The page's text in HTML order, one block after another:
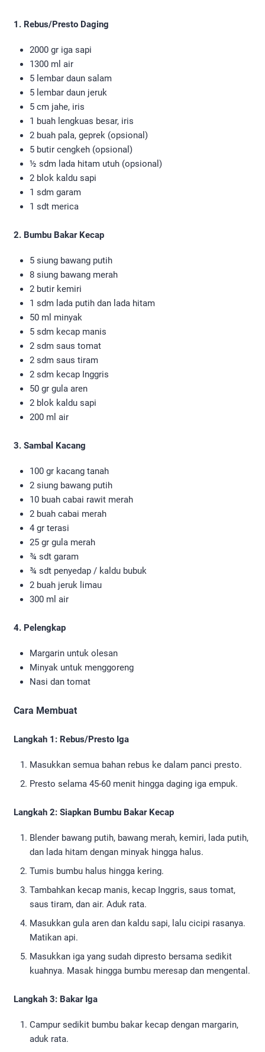
1. Rebus/Presto Daging
2000 gr iga sapi
1300 ml air
5 lembar daun salam
5 lembar daun jeruk
5 cm jahe, iris
1 buah lengkuas besar, iris
2 buah pala, geprek (opsional)
5 butir cengkeh (opsional)
½ sdm lada hitam utuh (opsional)
2 blok kaldu sapi
1 sdm garam
1 sdt merica
2. Bumbu Bakar Kecap
5 siung bawang putih
8 siung bawang merah
2 butir kemiri
1 sdm lada putih dan lada hitam
50 ml minyak
5 sdm kecap manis
2 sdm saus tomat
2 sdm saus tiram
2 sdm kecap Inggris
50 gr gula aren
2 blok kaldu sapi
200 ml air
3. Sambal Kacang
100 gr kacang tanah
2 siung bawang putih
10 buah cabai rawit merah
2 buah cabai merah
4 gr terasi
25 gr gula merah
¾ sdt garam
¾ sdt penyedap / kaldu bubuk
2 buah jeruk limau
300 ml air
4. Pelengkap
Margarin untuk olesan
Minyak untuk menggoreng
Nasi dan tomat
Cara Membuat
Langkah 1: Rebus/Presto Iga
Masukkan semua bahan rebus ke dalam panci presto.
Presto selama 45-60 menit hingga daging iga empuk.
Langkah 2: Siapkan Bumbu Bakar Kecap
Blender bawang putih, bawang merah, kemiri, lada putih,
dan lada hitam dengan minyak hingga halus.
Tumis bumbu halus hingga kering.
Tambahkan kecap manis, kecap Inggris, saus tomat,
saus tiram, dan air. Aduk rata.
Masukkan gula aren dan kaldu sapi, lalu cicipi rasanya.
Matikan api.
Masukkan iga yang sudah dipresto bersama sedikit
kuahnya. Masak hingga bumbu meresap dan mengental.
Langkah 3: Bakar Iga
Campur sedikit bumbu bakar kecap dengan margarin,
aduk rata.